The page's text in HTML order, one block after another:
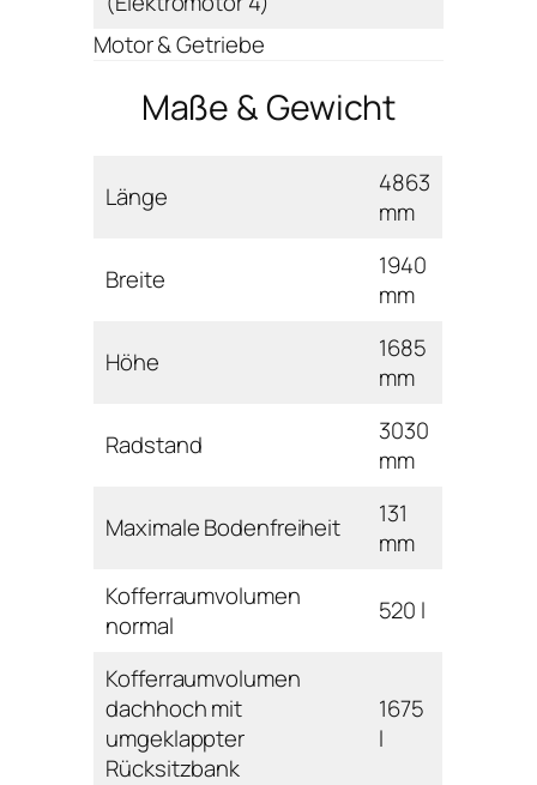
Motor & Getriebe
Maße & Gewicht
Länge
4863
mm
Breite
1940
mm
Höhe
1685
mm
Radstand
3030
mm
Maximale Bodenfreiheit
131
mm
Kofferraumvolumen
normal
520 l
Kofferraumvolumen
dachhoch mit
umgeklappter
Rücksitzbank
1675
l